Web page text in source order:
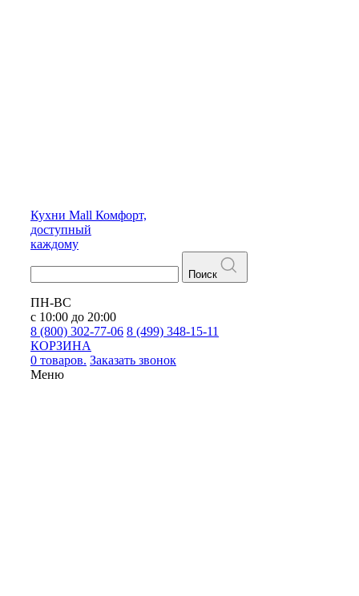
Кухни Mall Комфорт,
доступный
каждому
Поиск
ПН-ВС
с 10:00 до 20:00
8 (800) 302-77-06 8 (499) 348-15-11
КОРЗИНА
0 товаров. Заказать звонок
Меню